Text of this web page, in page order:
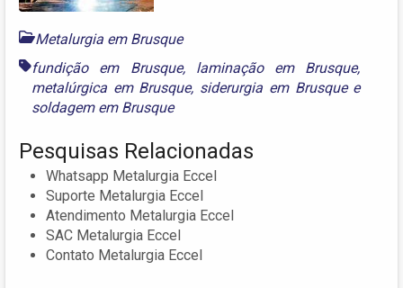
Metalurgia em Brusque
fundição em Brusque, laminação em Brusque,
metalúrgica em Brusque, siderurgia em Brusquee
soldagem em Brusque
Pesquisas Relacionadas
Whatsapp Metalurgia Eccel
Suporte Metalurgia Eccel
Atendimento Metalurgia Eccel
SAC Metalurgia Eccel
Contato Metalurgia Eccel